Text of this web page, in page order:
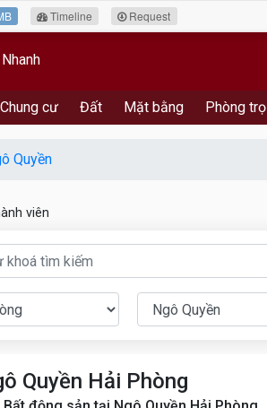
cư Đất Mặt bằng Phòng trọ
Quyền
viên
Quyền Hải Phòng
Timeline Request